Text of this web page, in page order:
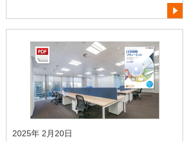
2025年 2月20日